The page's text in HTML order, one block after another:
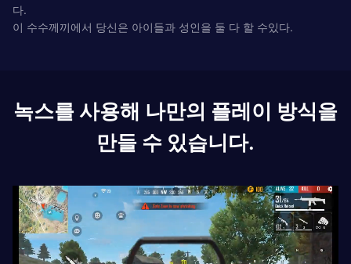
다.
이 수수께끼에서 당신은 아이들과 성인을 둘 다 할 수있다.
녹스를 사용해 나만의 플레이 방식을
만들 수 있습니다.